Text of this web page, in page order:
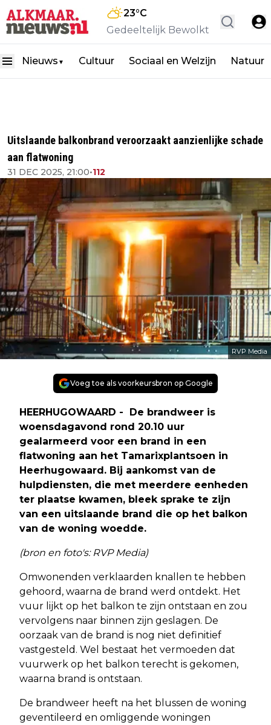
23°C
Gedeeltelijk Bewolkt
Nieuws ▼ Cultuur Sociaal en Welzijn Natuur
Uitslaande balkonbrand veroorzaakt aanzienlijke schade
aan flatwoning
31 DEC 2025, 21:00•112
RVP Media
Voeg toe als voorkeursbron op Google
HEERHUGOWAARD - De brandweer is
woensdagavond rond 20.10 uur
gealarmeerd voor een brand in een
flatwoning aan het Tamarixplantsoen in
Heerhugowaard. Bij aankomst van de
hulpdiensten, die met meerdere eenheden
ter plaatse kwamen, bleek sprake te zijn
van een uitslaande brand die op het balkon
van de woning woedde.
(bron en foto's: RVP Media)
Omwonenden verklaarden knallen te hebben
gehoord, waarna de brand werd ontdekt. Het
vuur lijkt op het balkon te zijn ontstaan en zou
vervolgens naar binnen zijn geslagen. De
oorzaak van de brand is nog niet definitief
vastgesteld. Wel bestaat het vermoeden dat
vuurwerk op het balkon terecht is gekomen,
waarna brand is ontstaan.
De brandweer heeft na het blussen de woning
geventileerd en omliggende woningen